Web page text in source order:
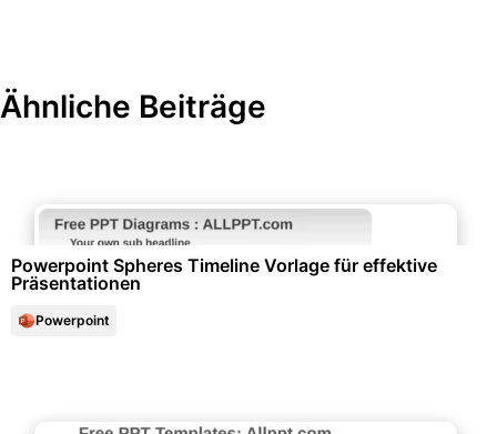
Ähnliche Beiträge
Powerpoint Spheres Timeline Vorlage für effektive
Präsentationen
Powerpoint